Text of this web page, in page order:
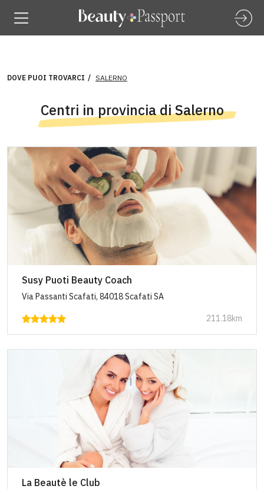
DOVE PUOI TROVARCI SALERNO
Centri in provincia di Salerno
Susy Puoti Beauty Coach
Via Passanti Scafati, 84018 Scafati SA
211.18km
La Beautè le Club